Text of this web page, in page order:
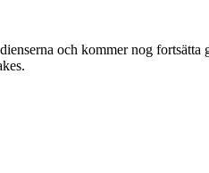
och kommer nog